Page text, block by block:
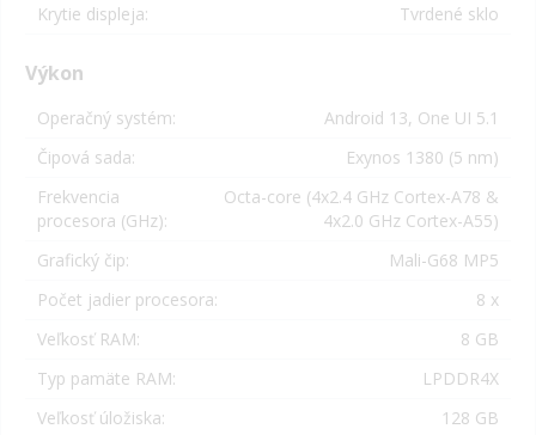
Krytie displeja:
Tvrdené sklo
Výkon
Operačný systém:
Android 13, One UI 5.1
Čipová sada:
Exynos 1380 (5 nm)
Frekvencia
procesora (GHz):
Octa-core (4x2.4 GHz Cortex-A78 &
4x2.0 GHz Cortex-A55)
Grafický čip:
Mali-G68 MP5
Počet jadier procesora:
8 x
Veľkosť RAM:
8 GB
Typ pamäte RAM:
LPDDR4X
Veľkosť úložiska:
128 GB